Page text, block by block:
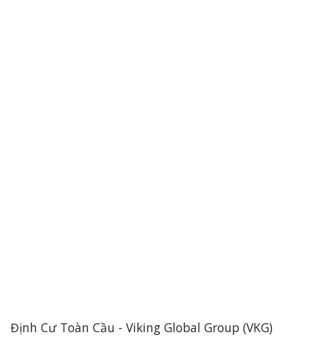
Định Cư Toàn Cầu - Viking Global Group (VKG)